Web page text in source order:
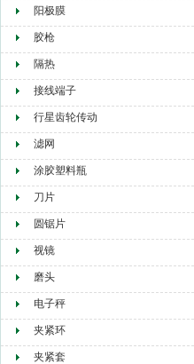
阳极膜
胶枪
隔热
接线端子
行星齿轮传动
滤网
涂胶塑料瓶
刀片
圆锯片
视镜
磨头
电子秤
夹紧环
夹紧套